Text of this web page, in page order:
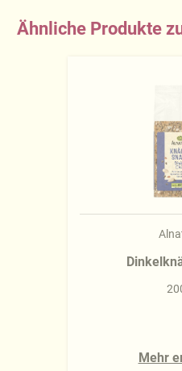
Ähnliche Produkte
Mehr